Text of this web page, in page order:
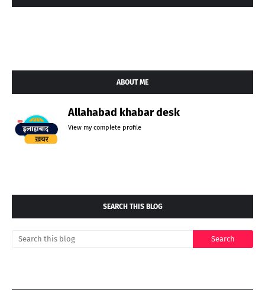
ABOUT ME
Allahabad khabar desk
View my complete profile
SEARCH THIS BLOG